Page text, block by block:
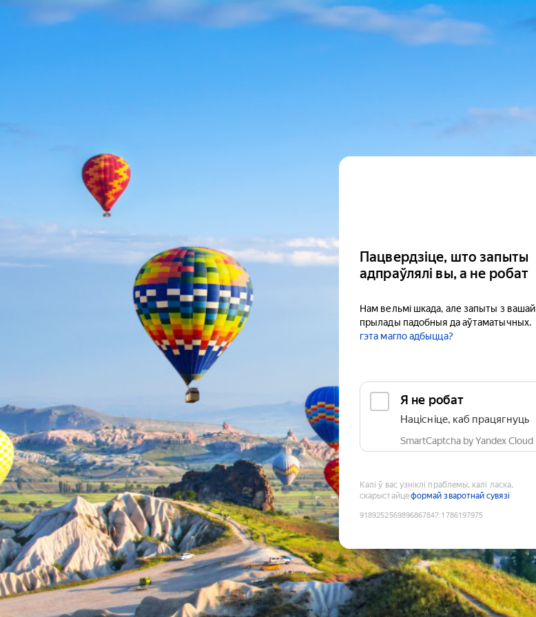
Пацвердзіце, што запыты
адпраўлялі вы, а не робат
Нам вельмі шкада, але запыты з вашай
прылады падобныя да аўтаматычных.
гэта магло адбыцца?
Я не робат
Націсніце, каб працягнуць
SmartCaptcha by Yandex Cloud
Калі ў вас узніклі праблемы, калі ласка,
скарыстайцеформай зваротнай сувязі
9189252569896867847:1786197975